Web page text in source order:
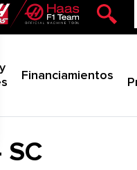
Financiamientos
SC